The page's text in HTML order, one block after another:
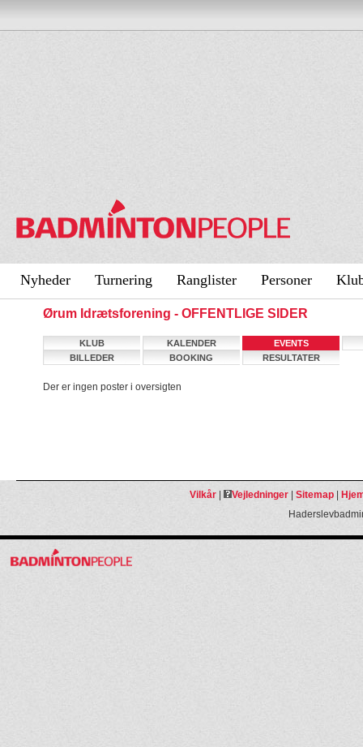
Nyheder Turnering Ranglister Personer
Ørum Idrætsforening - OFFENTLIGE SIDER
KLUB KALENDER
EVENTS
BILLEDER
BOOKING RESULTATER
Der er ingen poster i oversigten
Vilkår| Vejledninger| Sitemap|